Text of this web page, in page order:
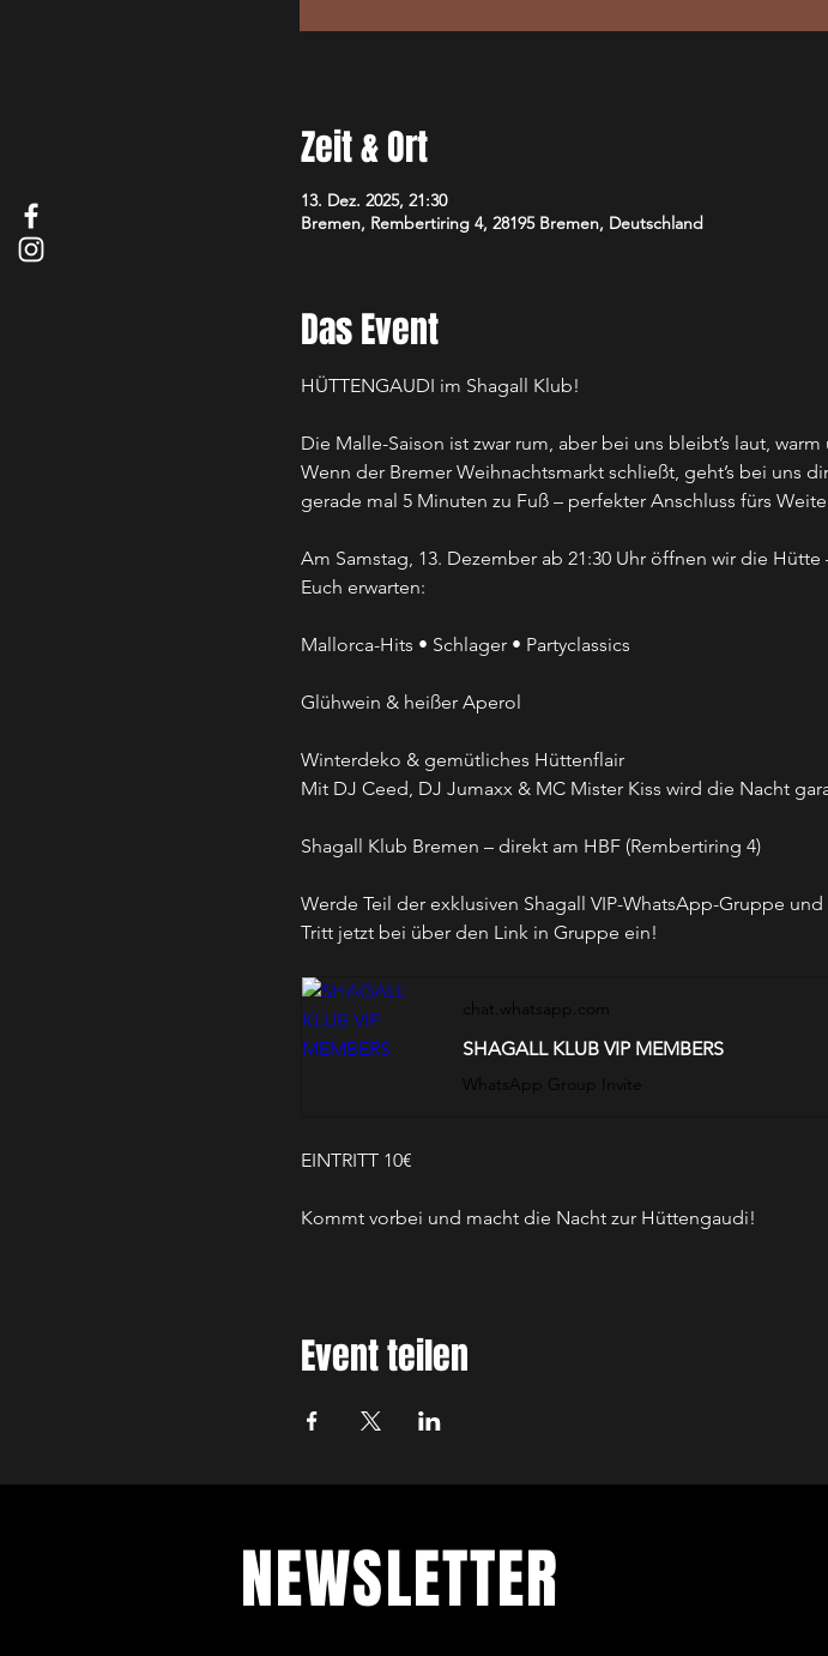
Zeit & Ort
13. Dez. 2025, 21:30
Bremen, Rembertiring 4, 28195 Bremen, Deutschland
Das Event
HÜTTENGAUDI im Shagall Klub!
Die Malle-Saison ist zwar rum, aber bei uns bleibt’s laut,
Wenn der Bremer Weihnachtsmarkt schließt, geht’s bei uns
gerade mal 5 Minuten zu Fuß – perfekter Anschluss fürs
Am Samstag, 13. Dezember ab 21:30 Uhr öffnen wir die Hütte
Euch erwarten:
Mallorca-Hits • Schlager • Partyclassics
Glühwein & heißer Aperol
Winterdeko & gemütliches Hüttenflair
Mit DJ Ceed, DJ Jumaxx & MC Mister Kiss wird die Nacht
Shagall Klub Bremen – direkt am HBF (Rembertiring 4)
Werde Teil der exklusiven Shagall VIP-WhatsApp-Gruppe
Tritt jetzt bei über den Link in Gruppe ein!
chat.whatsapp.com
SHAGALL KLUB VIP MEMBERS
WhatsApp Group Invite
EINTRITT 10€
Kommt vorbei und macht die Nacht zur Hüttengaudi!
Event teilen
NEWSLETTER